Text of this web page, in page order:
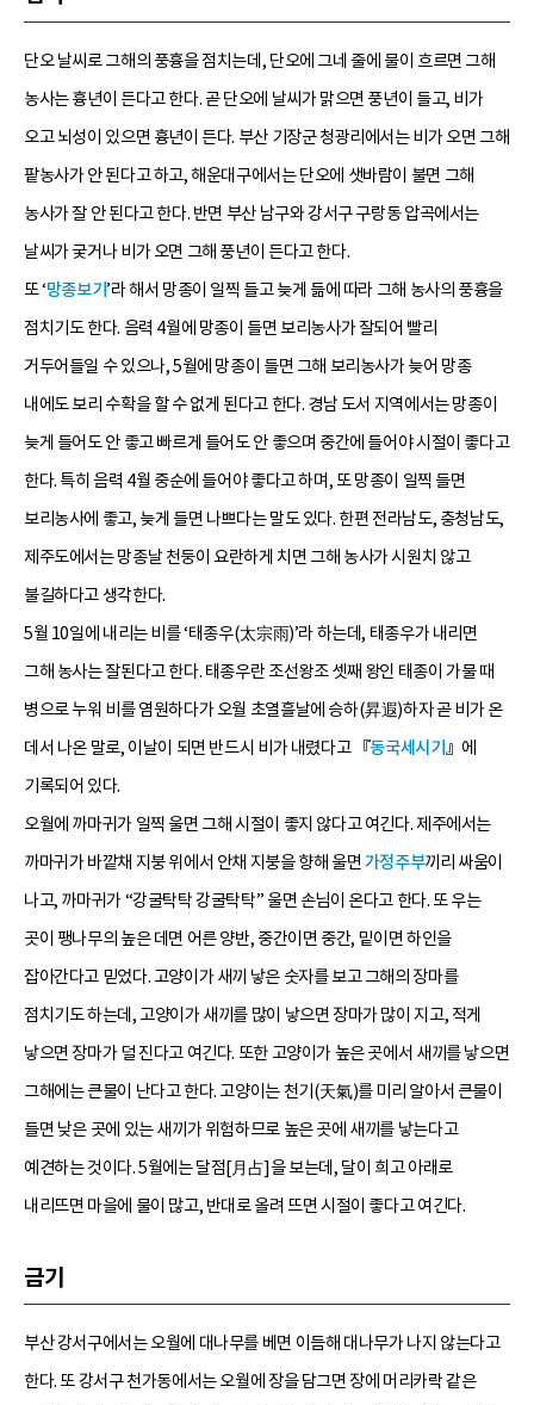
단오 날씨로 그해의 풍흉을 점치는데, 단오에 그네 줄에 물이 흐르면 그해
농사는 흉년이 든다고 한다. 곧 단오에 날씨가 맑으면 풍년이 들고, 비가
오고 뇌성이 있으면 흉년이 든다. 부산 기장군 청광리에서는 비가 오면 그해
팥농사가 안 된다고 하고, 해운대구에서는 단오에 샛바람이 불면 그해
농사가 잘 안 된다고 한다. 반면 부산 남구와 강서구 구랑동 압곡에서는
날씨가 궂거나 비가 오면 그해 풍년이 든다고 한다.
또 ‘망종보기’라 해서 망종이 일찍 들고 늦게 듦에 따라 그해 농사의 풍흉을
점치기도 한다. 음력 4월에 망종이 들면 보리농사가 잘되어 빨리
거두어들일 수 있으나, 5월에 망종이 들면 그해 보리농사가 늦어 망종
내에도 보리 수확을 할 수 없게 된다고 한다. 경남 도서 지역에서는 망종이
늦게 들어도 안 좋고 빠르게 들어도 안 좋으며 중간에 들어야 시절이 좋다고
한다. 특히 음력 4월 중순에 들어야 좋다고 하며, 또 망종이 일찍 들면
보리농사에 좋고, 늦게 들면 나쁘다는 말도 있다. 한편 전라남도, 충청남도,
제주도에서는 망종날 천둥이 요란하게 치면 그해 농사가 시원치 않고
불길하다고 생각한다.
5월 10일에 내리는 비를 ‘태종우(太宗雨)’라 하는데, 태종우가 내리면
그해 농사는 잘된다고 한다. 태종우란 조선왕조 셋째 왕인 태종이 가물 때
병으로 누워 비를 염원하다가 오월 초열흘날에 승하(昇遐)하자 곧 비가 온
데서 나온 말로, 이날이 되면 반드시 비가 내렸다고 『동국세시기 』에
기록되어 있다.
오월에 까마귀가 일찍 울면 그해 시절이 좋지 않다고 여긴다. 제주에서는
까마귀가 바깥채 지붕 위에서 안채 지붕을 향해 울면 가정주부끼리 싸움이
나고, 까마귀가 “강굴탁탁 강굴탁탁” 울면 손님이 온다고 한다. 또 우는
곳이 팽나무의 높은 데면 어른 양반, 중간이면 중간, 밑이면 하인을
잡아간다고 믿었다. 고양이가 새끼 낳은 숫자를 보고 그해의 장마를
점치기도 하는데, 고양이가 새끼를 많이 낳으면 장마가 많이 지고, 적게
낳으면 장마가 덜 진다고 여긴다. 또한 고양이가 높은 곳에서 새끼를 낳으면
그해에는 큰물이 난다고 한다. 고양이는 천기(天氣)를 미리 알아서 큰물이
들면 낮은 곳에 있는 새끼가 위험하므로 높은 곳에 새끼를 낳는다고
예견하는 것이다. 5월에는 달점[月占]을 보는데, 달이 희고 아래로
내리뜨면 마을에 물이 많고, 반대로 올려 뜨면 시절이 좋다고 여긴다.
금기
부산 강서구에서는 오월에 대나무를 베면 이듬해 대나무가 나지 않는다고
한다. 또 강서구 천가동에서는 오월에 장을 담그면 장에 머리카락 같은